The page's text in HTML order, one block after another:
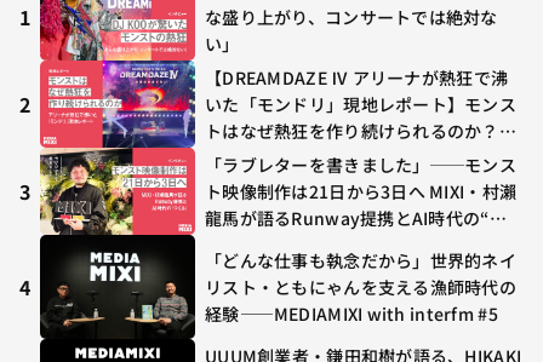
1
な盛り上がり、コンサートでは絶対な
い」
2
【DREAMDAZE Ⅳ アリーナが熱狂で沸
いた「モンドリ」現地レポート】モンス
トはなぜ熱狂を作り続けられるのか？コ
ラボ初の“真獣神化”やDJ KOO、てつ
や、兎田ぺこら、壱百満天原サロメらも
集結
3
「ラブレターを書きました」──モンス
ト映像制作は21日から3日へ MIXI・村瀨
龍馬が語るRunway提携とAI時代の“つ
4
「どんな仕事も執念だから」世界的ネイ
リスト・ともにゃんを支える漁師時代の
経験——MEDIAMIXI with interfm #5
UUUM創業者・鎌田和樹が語る、HIKAKI